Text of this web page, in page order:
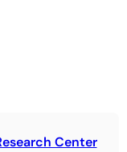
Center